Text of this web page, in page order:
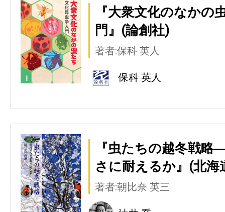
『大衆文化のなかの
門』(論創社)
著者:保科 英人
保科 英人
『虫たちの越冬戦
さに耐えるか』(北海
著者:朝比奈 英三